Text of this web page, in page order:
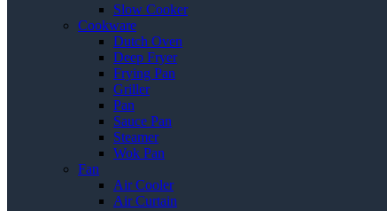
Slow Cooker
Cookware
Dutch Oven
Deep Fryer
Frying Pan
Griller
Pan
Sauce Pan
Steamer
Wok Pan
Fan
Air Cooler
Air Curtain